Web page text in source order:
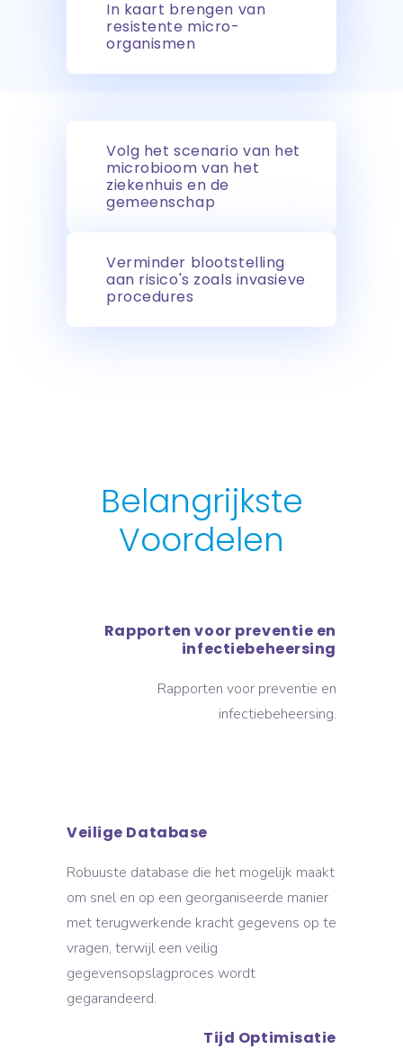
In kaart brengen van
resistente micro-
organismen
Volg het scenario van het
microbioom van het
ziekenhuis en de
gemeenschap
Verminder blootstelling
aan risico's zoals invasieve
procedures
Belangrijkste
Voordelen
Rapporten voor preventie en
infectiebeheersing
Rapporten voor preventie en
infectiebeheersing.
Veilige Database
Robuuste database die het mogelijk maakt
om snel en op een georganiseerde manier
met terugwerkende kracht gegevens op te
vragen, terwijl een veilig
gegevensopslagproces wordt
gegarandeerd.
Tijd Optimisatie